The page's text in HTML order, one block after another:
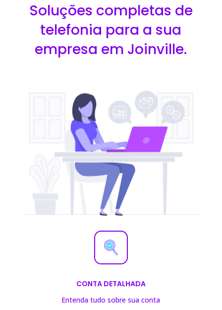
Soluções completas de
telefonia para a sua
empresa em Joinville.
CONTA DETALHADA
Entenda tudo sobre sua conta